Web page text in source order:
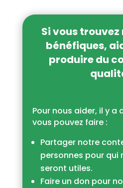
Si vous
bénéfiques,
produire du
Pour nous aider, il y a
vous pouvez faire :
Partager notre
personnes pour qui
seront utiles.
Faire un don pour